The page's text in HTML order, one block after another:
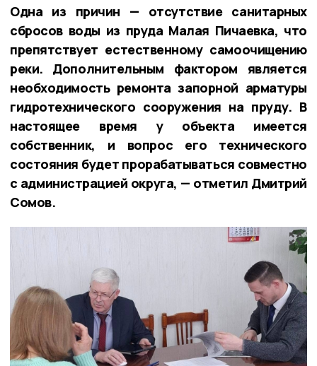
Одна из причин — отсутствие санитарных
сбросов воды из пруда Малая Пичаевка, что
препятствует естественному самоочищению
реки. Дополнительным фактором является
необходимость ремонта запорной арматуры
гидротехнического сооружения на пруду. В
настоящее время у объекта имеется
собственник, и вопрос его технического
состояния будет прорабатываться совместно
с администрацией округа, — отметил Дмитрий
Сомов.